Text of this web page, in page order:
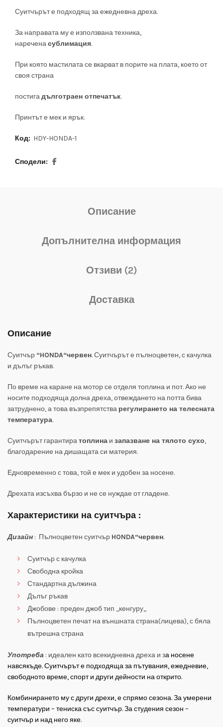
Суитчърът е подходящ за ежедневна дреха.
За направата му е използвана техника,
нареченасублимация.
При която мастилата се вкарват в порите на плата, което от
своя страна
постигадълготраен отпечатък.
Принтът е мек и ярък.
Код: HDY-HONDA-1
Сподели
Описание
Допълнителна информация
Отзиви (2)
Доставка
Описание
Суитчър “HONDA“червен. Суитчърът е пълноцветен, с качулка
и дълъг ръкав.
По време на каране на мотор се отделя топлина и пот. Ако не
носите подходяща долна дреха, отвеждането на потта бива
затруднено, а това възпрепятства регулирането на телесната
температура.
Суитчърът гарантиратоплина и запазване на тялото сухо,
благодарение на дишащата си материя.
Едновременно с това, той е мек и удобен за носене.
Дрехата изсъхва бързо и не се нуждае от гладене.
Характеристики на суитчъра :
Дизайн : Пълноцветен суитчър HONDA“червен.
Суитчър с качулка
Свободна кройка
Стандартна дължина
Дълъг ръкав
Джобове : преден джоб тип ,,кенгуру,,
Пълноцветен печат на външната страна(лицева), с бяла
вътрешна страна
Употреба : идеален като всекидневна дреха и за носене
навсякъде. Суитчърът е подходяща за пътувания, ежедневие,
свободното време, спорт и други дейности на открито.
Комбинирането му с други дрехи, е спрямо сезона. За умерени
температури – тениска със суитчър. За студения сезон –
суитчър и над него яке.